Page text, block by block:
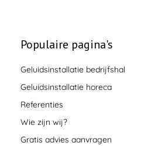
Populaire pagina's
Geluidsinstallatie bedrijfshal
Geluidsinstallatie horeca
Referenties
Wie zijn wij?
Gratis advies aanvragen